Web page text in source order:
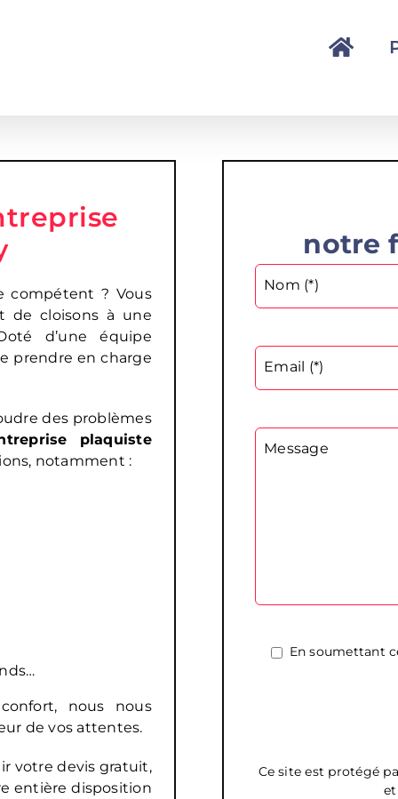
compétent ? Vous
de cloisons à une
d’une équipe
prendre en charge
des problèmes
plaquiste
notamment :
nous nous
de vos attentes.
votre devis gratuit,
entière disposition
notre
Nom (*)
Email (*)
Message
En soumettant
Ce site est protégé